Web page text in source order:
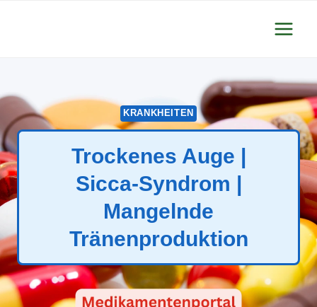
KRANKHEITEN
Trockenes Auge |
Sicca-Syndrom |
Mangelnde
Tränenproduktion